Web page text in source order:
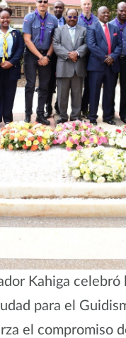
Kahiga
para el
el compromiso